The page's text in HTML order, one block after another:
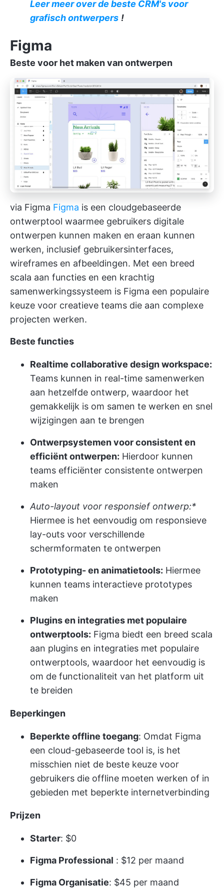
Leer meer over de beste CRM's voor
grafisch ontwerpers !
Figma
Beste voor het maken van ontwerpen
via Figma Figma is een cloudgebaseerde
ontwerptool waarmee gebruikers digitale
ontwerpen kunnen maken en eraan kunnen
werken, inclusief gebruikersinterfaces,
wireframes en afbeeldingen. Met een breed
scala aan functies en een krachtig
samenwerkingssysteem is Figma een populaire
keuze voor creatieve teams die aan complexe
projecten werken.
Beste functies
Realtime collaborative design workspace:
Teams kunnen in real-time samenwerken
aan hetzelfde ontwerp, waardoor het
gemakkelijk is om samen te werken en snel
wijzigingen aan te brengen
Ontwerpsystemen voor consistent en
efficiënt ontwerpen: Hierdoor kunnen
teams efficiënter consistente ontwerpen
maken
Auto-layout voor responsief ontwerp:*
Hiermee is het eenvoudig om responsieve
lay-outs voor verschillende
schermformaten te ontwerpen
Prototyping- en animatietools: Hiermee
kunnen teams interactieve prototypes
maken
Plugins en integraties met populaire
ontwerptools: Figma biedt een breed scala
aan plugins en integraties met populaire
ontwerptools, waardoor het eenvoudig is
om de functionaliteit van het platform uit
te breiden
Beperkingen
Beperkte offline toegang: Omdat Figma
een cloud-gebaseerde tool is, is het
misschien niet de beste keuze voor
gebruikers die offline moeten werken of in
gebieden met beperkte internetverbinding
Prijzen
Starter: $0
Figma Professional : $12 per maand
Figma Organisatie: $45 per maand